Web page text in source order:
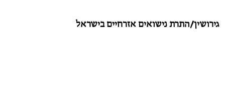
גירושין/התרת נישואים אזרחיים בישראל